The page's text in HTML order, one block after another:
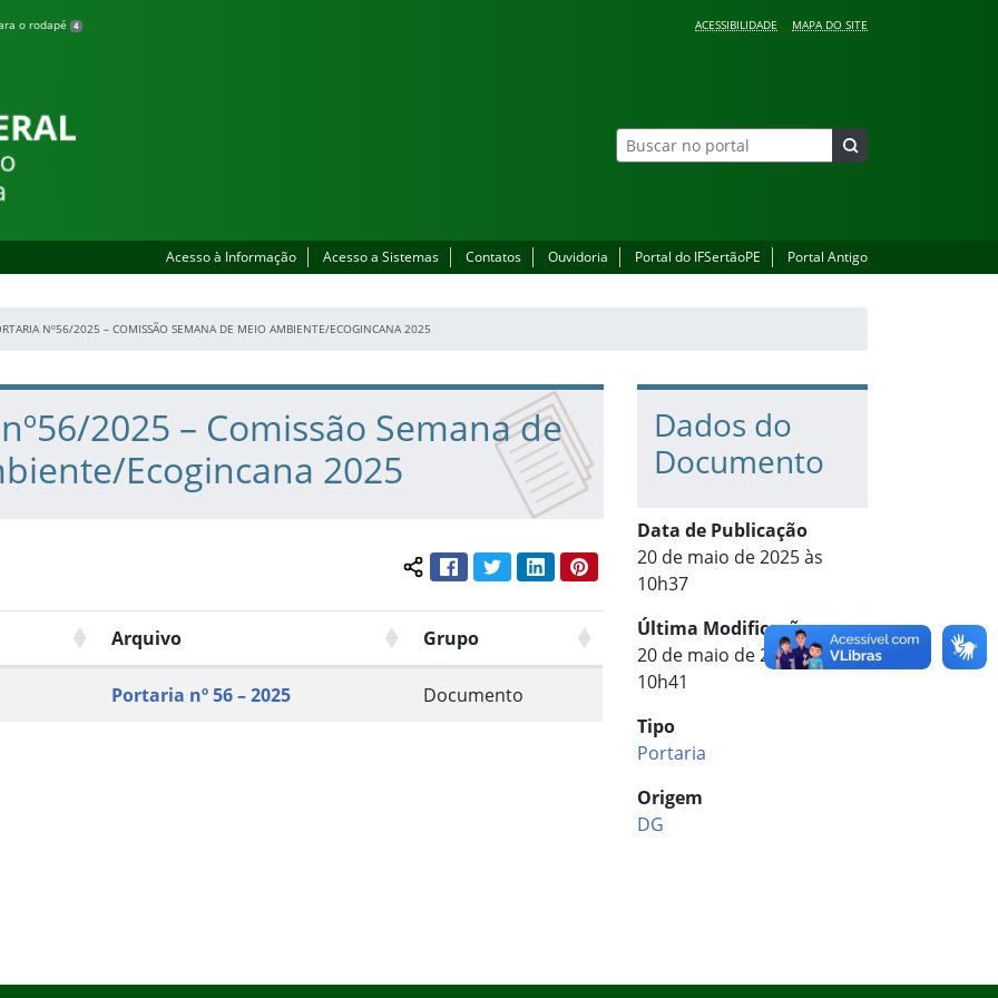
o rodapé 4 ACESSIBILIDADE MAPA DO SITE
Acesso à Informação Acesso a Sistemas Contatos Ouvidoria Portal do IFSertãoPE Portal Antigo
Nº56/2025 – COMISSÃO SEMANA DE MEIO AMBIENTE/ECOGINCANA 2025
2025 – Comissão Semana de
Ecogincana 2025
Compartilhar conteúdo:
FacebookTwitterLinkedInPinterest
Arquivo Grupo
Portaria nº 56 – 2025 Documento
Dados do
Documento
Data de Publicação
20 de maio de 2025 às
10h37
Última Modificação
20 de maio de 2025 às
10h41
Tipo
Portaria
Origem
DG